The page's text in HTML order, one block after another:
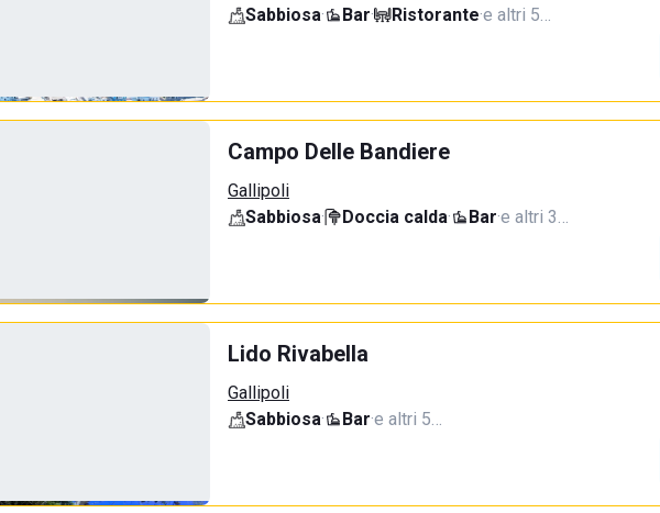
Sabbiosa· Bar· Ristorante·e altri 5…
Campo Delle Bandiere
Gallipoli
Sabbiosa· Doccia calda· Bar·e altri 3…
Lido Rivabella
Gallipoli
Sabbiosa· Bar·e altri 5…